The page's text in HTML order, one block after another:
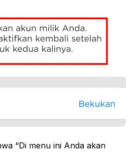
“Di menu ini Anda akan